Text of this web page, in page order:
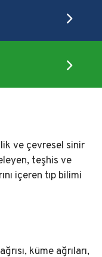
ve çevresel sinir
teşhis ve
içeren tıp bilimi
küme ağrıları,